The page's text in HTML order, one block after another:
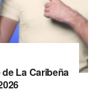
La Caribeña